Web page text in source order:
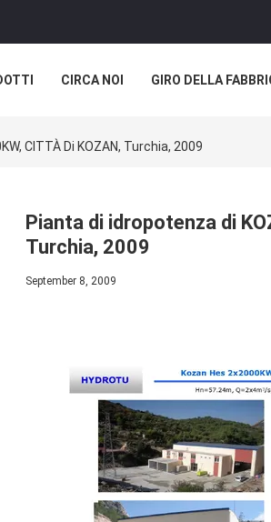
CIRCA NOI GIRO DELLA
CITTÀ Di KOZAN, Turchia, 2009
Pianta di idropotenza di
Turchia, 2009
September 8, 2009